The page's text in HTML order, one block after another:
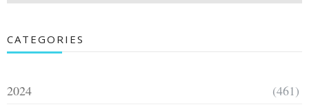
CATEGORIES
2024
(461)